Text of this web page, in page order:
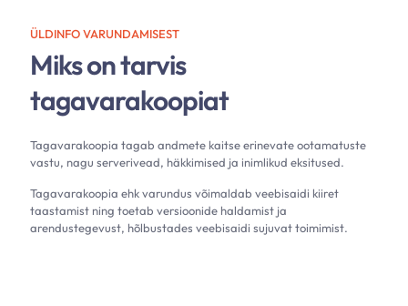
ÜLDINFO VARUNDAMISEST
Miks on tarvis
tagavarakoopiat
Tagavarakoopia tagab andmete kaitse erinevate ootamatuste
vastu, nagu serverivead, häkkimised ja inimlikud eksitused.
Tagavarakoopia ehk varundus võimaldab veebisaidi kiiret
taastamist ning toetab versioonide haldamist ja
arendustegevust, hõlbustades veebisaidi sujuvat toimimist.